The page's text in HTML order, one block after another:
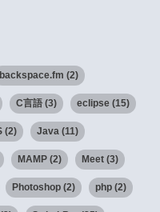
backspace.fm (2)
C言語(3) eclipse(15)
(2) Java(11)
MAMP(2) Meet(3)
Photoshop(2) php(2)